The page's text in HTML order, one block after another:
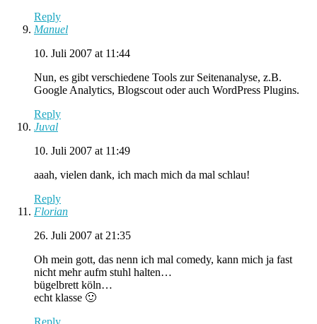
Reply
Manuel
10. Juli 2007 at 11:44
Nun, es gibt verschiedene Tools zur Seitenanalyse, z.B.
Google Analytics, Blogscout oder auch WordPress Plugins.
Reply
Juval
10. Juli 2007 at 11:49
aaah, vielen dank, ich mach mich da mal schlau!
Reply
Florian
26. Juli 2007 at 21:35
Oh mein gott, das nenn ich mal comedy, kann mich ja fast
nicht mehr aufm stuhl halten…
bügelbrett köln…
echt klasse 🙂